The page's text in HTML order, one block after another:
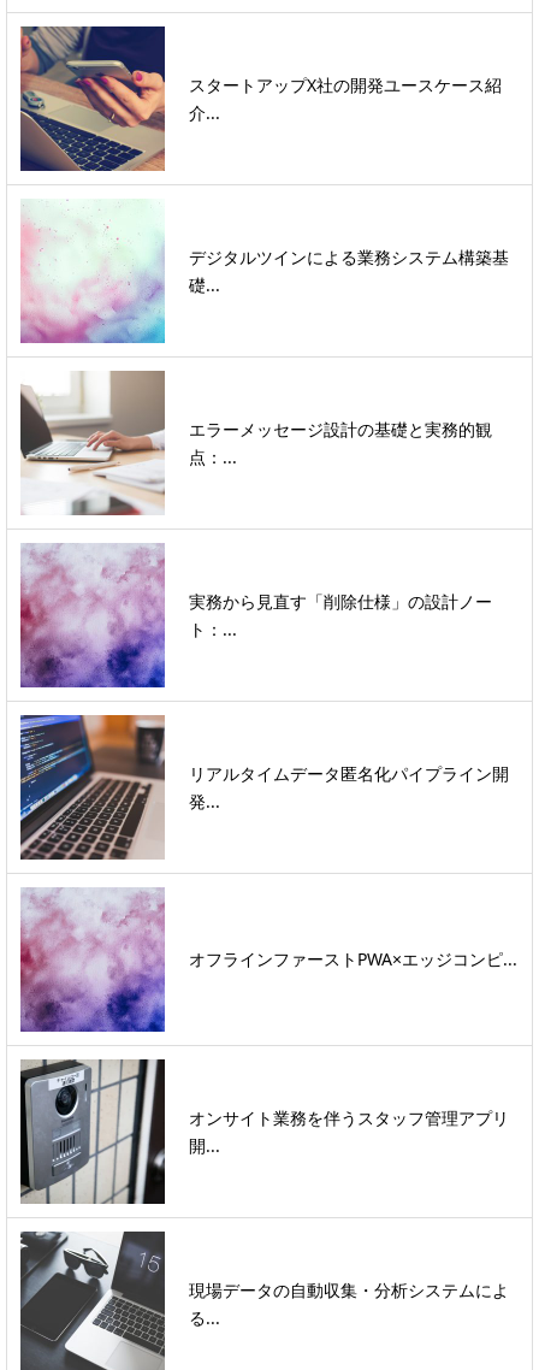
スタートアップX社の開発ユースケース紹
介...
デジタルツインによる業務システム構築基
礎...
エラーメッセージ設計の基礎と実務的観
点：...
実務から見直す「削除仕様」の設計ノー
ト：...
リアルタイムデータ匿名化パイプライン開
発...
オフラインファーストPWA×エッジコンピ...
オンサイト業務を伴うスタッフ管理アプリ
開...
現場データの自動収集・分析システムによ
る...